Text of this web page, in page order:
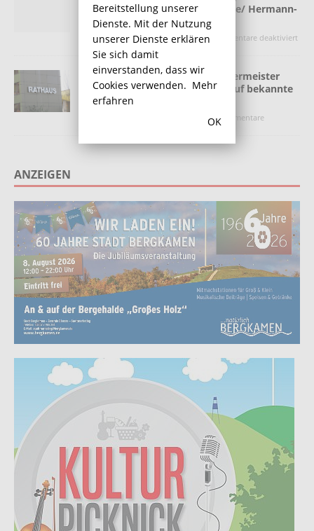
geplanten Baugebiet „Jahnstraße/ Hermann-
Stehr-Straße“
3. Juni 2019 Redaktion Kommentare deaktiviert
Partnerstädte haben neue Bürgermeister
gewählt – trotzdem trifft man auf bekannte
Gesichter
Kommentare
ANZEIGEN
Bereitstellung unserer
Dienste. Mit der Nutzung
unserer Dienste erklären
Sie sich damit
einverstanden, dass wir
Cookies verwenden. Mehr
erfahren
OK